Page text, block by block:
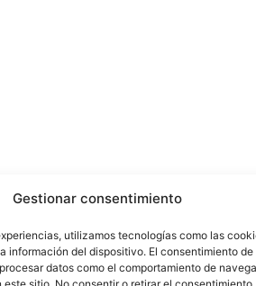
Gestionar consentimiento
utilizamos tecnologías como las
información del dispositivo. El consentimiento de
datos como el comportamiento de